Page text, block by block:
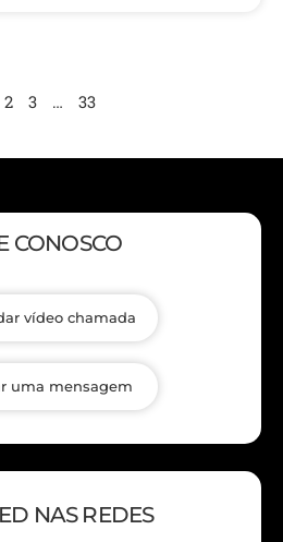
2 3 … 33
CONOSCO
vídeo chamada
uma mensagem
NAS REDES